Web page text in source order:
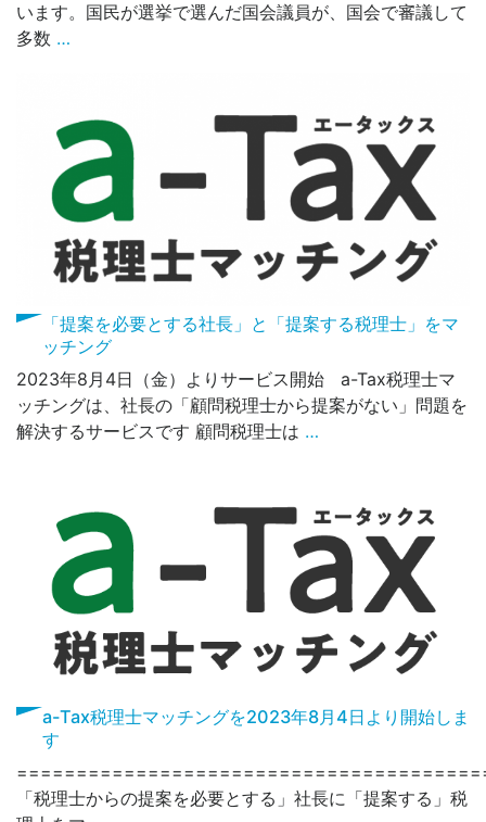
います。国民が選挙で選んだ国会議員が、国会で審議して
多数 …
「提案を必要とする社長」と「提案する税理⼠」をマ
ッチング
2023年8月4日（金）よりサービス開始 a-Tax税理⼠マ
ッチングは、社⻑の「顧問税理⼠から提案がない」問題を
解決するサービスです 顧問税理士は …
a-Tax税理士マッチングを2023年8月4日より開始しま
す
「税理士からの提案を必要とする」社長に「提案する」税